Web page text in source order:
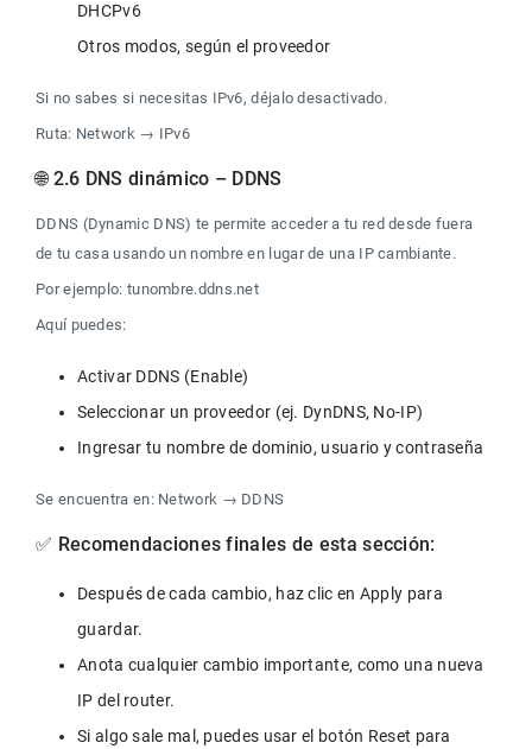
DHCPv6
Otros modos, según el proveedor
Si no sabes si necesitas IPv6, déjalo desactivado.
Ruta: Network → IPv6
🌐 2.6 DNS dinámico – DDNS
DDNS (Dynamic DNS) te permite acceder a tu red desde fuera
de tu casa usando un nombre en lugar de una IP cambiante.
Por ejemplo: tunombre.ddns.net
Aquí puedes:
Se encuentra en: Network → DDNS
✅ Recomendaciones finales de esta sección:
Después de cada cambio, haz clic en Apply para
Anota cualquier cambio importante, como una nueva
Si algo sale mal, puedes usar el botón Reset para